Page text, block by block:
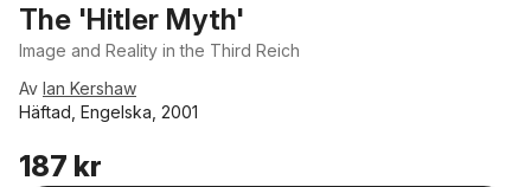
The 'Hitler Myth'
Image and Reality in the Third Reich
Av Ian Kershaw
Häftad, Engelska, 2001
187 kr